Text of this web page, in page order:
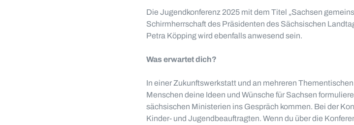
Die Jugendkonferenz 2025 mit dem Titel „Sachsen
Schirmherrschaft des Präsidenten des Sächsischen
Petra Köpping wird ebenfalls anwesend sein.
Was erwartet dich?
In einer Zukunftswerkstatt und an mehreren
Menschen deine Ideen und Wünsche für Sachsen
sächsischen Ministerien ins Gespräch kommen. Bei der
Kinder- und Jugendbeauftragten. Wenn du über die